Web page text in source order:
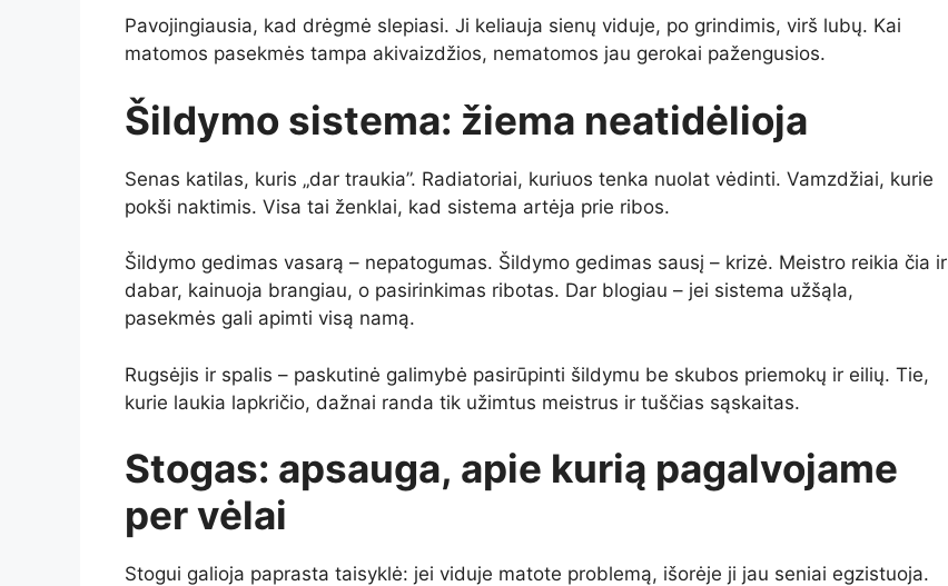
Pavojingiausia, kad drėgmė slepiasi. Ji keliauja sienų viduje, po grindimis, virš lubų. Kai
matomos pasekmės tampa akivaizdžios, nematomos jau gerokai pažengusios.
Šildymo sistema: žiema neatidėlioja
Senas katilas, kuris „dar traukia”. Radiatoriai, kuriuos tenka nuolat vėdinti. Vamzdžiai, kurie
pokši naktimis. Visa tai ženklai, kad sistema artėja prie ribos.
Šildymo gedimas vasarą – nepatogumas. Šildymo gedimas sausį – krizė. Meistro reikia čia ir
dabar, kainuoja brangiau, o pasirinkimas ribotas. Dar blogiau – jei sistema užšąla,
pasekmės gali apimti visą namą.
Rugsėjis ir spalis – paskutinė galimybė pasirūpinti šildymu be skubos priemokų ir eilių. Tie,
kurie laukia lapkričio, dažnai randa tik užimtus meistrus ir tuščias sąskaitas.
Stogas: apsauga, apie kurią pagalvojame
per vėlai
Stogui galioja paprasta taisyklė: jei viduje matote problemą, išorėje ji jau seniai egzistuoja.